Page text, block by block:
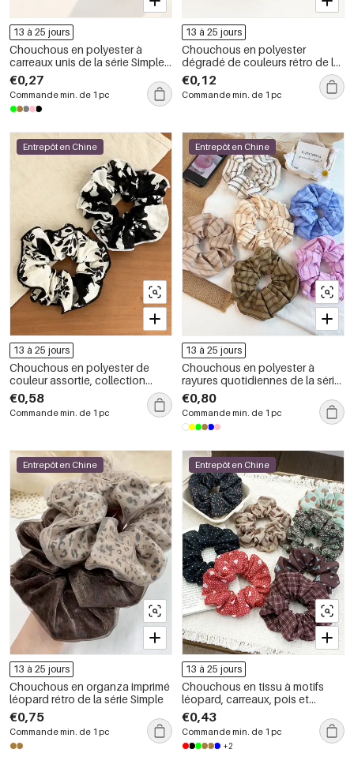
13 à 25 jours
Chouchous en polyester à
carreaux unis de la série Simple
Daily
€0,27
Commande min. de 1 pc
13 à 25 jours
Chouchous en polyester
dégradé de couleurs rétro de la
série classique
€0,12
Commande min. de 1 pc
Entrepôt en Chine
13 à 25 jours
Chouchous en polyester de
couleur assortie, collection
Simple Series Daily Flower
€0,58
Commande min. de 1 pc
Entrepôt en Chine
13 à 25 jours
Chouchous en polyester à
rayures quotidiennes de la série
Simple
€0,80
Commande min. de 1 pc
Entrepôt en Chine
13 à 25 jours
Chouchous en organza imprimé
léopard rétro de la série Simple
€0,75
Commande min. de 1 pc
Entrepôt en Chine
13 à 25 jours
Chouchous en tissu à motifs
léopard, carreaux, pois et
cachemire, style décontracté,
avec cœurs et imprimé
cachemire, collection Simple
€0,43
Commande min. de 1 pc
+2